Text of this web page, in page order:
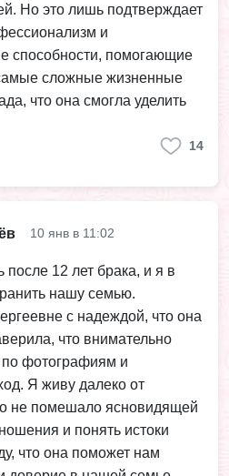
Но это лишь подтверждает
и
способности, помогающие
сложные жизненные
что она смогла уделить
14
10 янв в 11:02
после 12 лет брака, и я в
нашу семью.
с надеждой, что она
что внимательно
по фотографиям и
Я живу далеко от
не помешало ясновидящей
и понять истоки
что она поможет нам